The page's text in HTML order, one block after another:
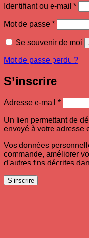
Identifiant ou e-mail *
Mot de passe *Obligatoire
Se souvenir de moi
Mot de passe perdu ?
S’inscrire
Adresse e-mail *
Un lien permettant de
envoyé à votre adresse
Vos données
commande, améliorer
d'autres fins décrites
S’inscrire